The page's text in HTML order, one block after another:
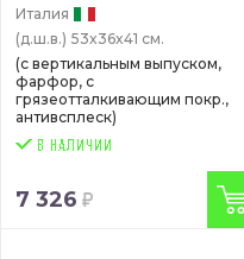
Италия
(д.ш.в.) 53x36x41 см.
(с вертикальным выпуском,
фарфор, с
грязеотталкивающим покр.,
антивсплеск)
7 326